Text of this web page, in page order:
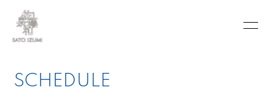
PROFILE
SCHEDULE